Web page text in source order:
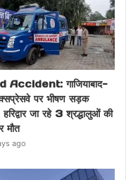
Accident: गाजियाबाद-
पर भीषण सड़क
हरिद्वार जा रहे 3 श्रद्धालुओं की
मौत
ago